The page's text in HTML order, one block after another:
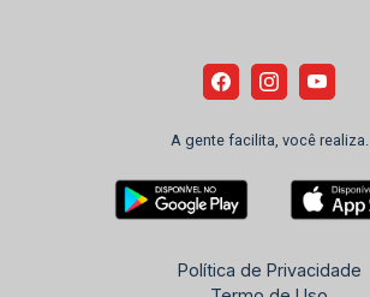
A gente facilita, você realiza.
Política de Privacidade